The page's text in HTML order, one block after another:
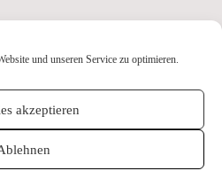
und unseren Service zu optimieren.
akzeptieren
Datenschutzerklärung
Richtlinie (EU)